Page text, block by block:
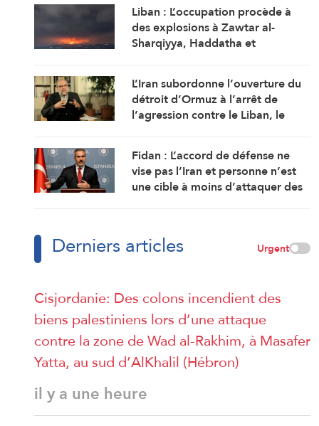
Liban : L’occupation procède à
des explosions à Zawtar al-
Sharqiyya, Haddatha et
L’Iran subordonne l’ouverture du
détroit d’Ormuz à l’arrêt de
l’agression contre le Liban, le
Fidan : L’accord de défense ne
vise pas l’Iran et personne n’est
une cible à moins d’attaquer des
Derniers articles Urgent
Cisjordanie: Des colons incendient des
biens palestiniens lors d’une attaque
contre la zone de Wad al-Rakhim, à Masafer
Yatta, au sud d’AlKhalil (Hébron)
il y a une heure